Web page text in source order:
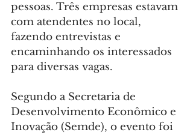
pessoas. Três empresas estavam
com atendentes no local,
fazendo entrevistas e
encaminhando os interessados
para diversas vagas.
Segundo a Secretaria de
Desenvolvimento Econômico e
Inovação (Semde), o evento foi